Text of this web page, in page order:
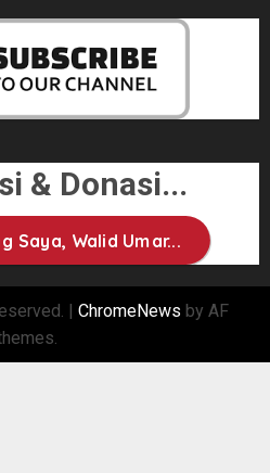
& Donasi...
Saya, Walid Umar...
| ChromeNews by AF